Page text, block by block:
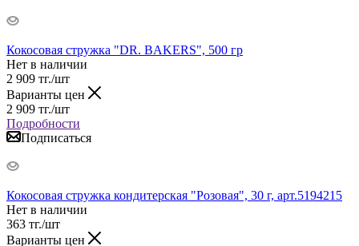
Кокосовая стружка "DR. BAKERS", 500 гр
Нет в наличии
2 909 тг./шт
Варианты цен
2 909 тг./шт
Подробности
Подписаться
Кокосовая стружка кондитерская "Розовая", 30 г, арт.5194215
Нет в наличии
363 тг./шт
Варианты цен